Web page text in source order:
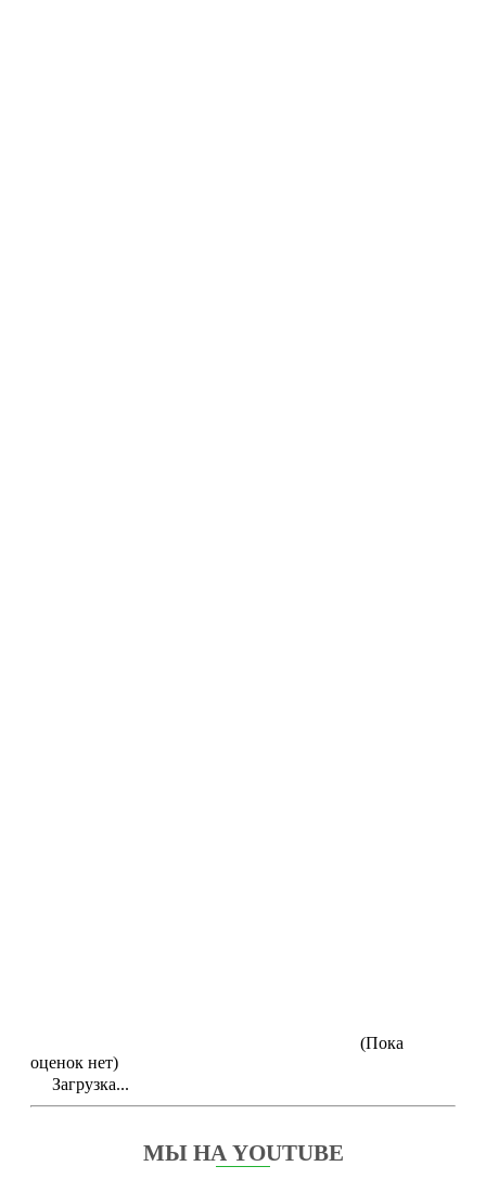
(Пока
оценок нет)
Загрузка...
МЫ НА YOUTUBE